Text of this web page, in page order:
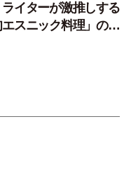
イターが激推しする
エスニック料理」の注